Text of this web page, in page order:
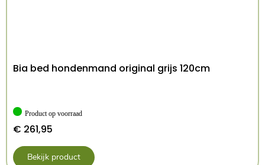
Bia bed hondenmand original grijs 120cm
Product op voorraad
€ 261,95
Bekijk product